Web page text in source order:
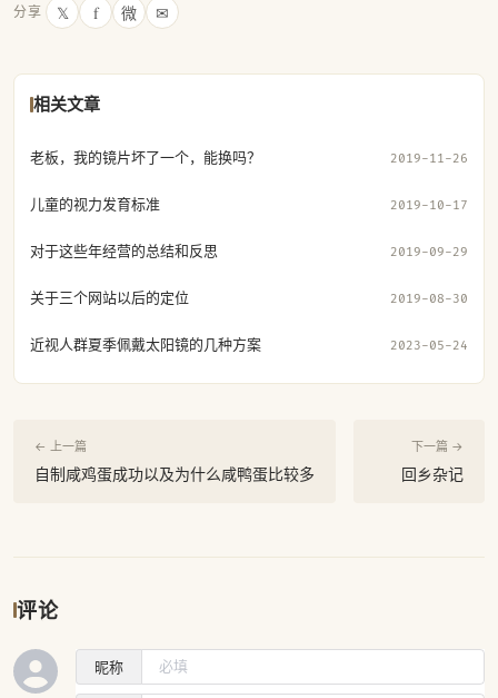
分享 𝕏 f 微 ✉
相关文章
老板，我的镜片坏了一个，能换吗？ 2019-11-26
儿童的视力发育标准 2019-10-17
对于这些年经营的总结和反思 2019-09-29
关于三个网站以后的定位 2019-08-30
近视人群夏季佩戴太阳镜的几种方案 2023-05-24
← 上一篇
自制咸鸡蛋成功以及为什么咸鸭蛋比较多
下一篇 →
回乡杂记
评论
昵称